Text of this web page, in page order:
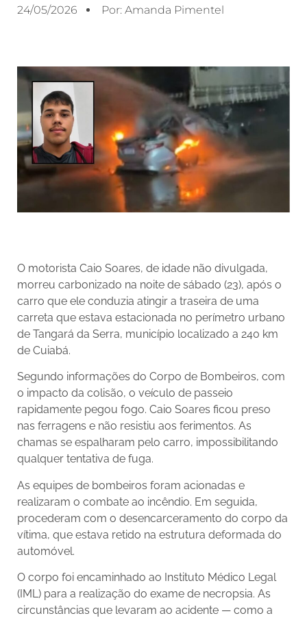
24/05/2026 Por: Amanda Pimentel
O motorista Caio Soares, de idade não divulgada,
morreu carbonizado na noite de sábado (23), após o
carro que ele conduzia atingir a traseira de uma
carreta que estava estacionada no perímetro urbano
de Tangará da Serra, município localizado a 240 km
de Cuiabá.
Segundo informações do Corpo de Bombeiros, com
o impacto da colisão, o veículo de passeio
rapidamente pegou fogo. Caio Soares ficou preso
nas ferragens e não resistiu aos ferimentos. As
chamas se espalharam pelo carro, impossibilitando
qualquer tentativa de fuga.
As equipes de bombeiros foram acionadas e
realizaram o combate ao incêndio. Em seguida,
procederam com o desencarceramento do corpo da
vítima, que estava retido na estrutura deformada do
automóvel.
O corpo foi encaminhado ao Instituto Médico Legal
(IML) para a realização do exame de necropsia. As
circunstâncias que levaram ao acidente — como a